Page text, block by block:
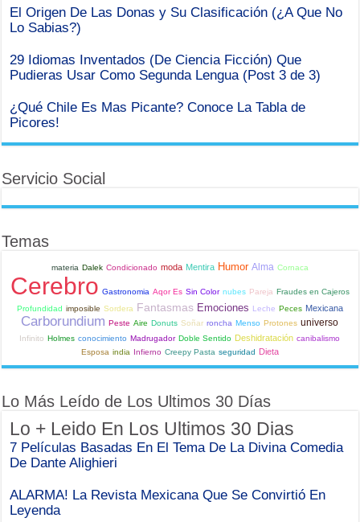
El Origen De Las Donas y Su Clasificación (¿A Que No
Lo Sabias?)
29 Idiomas Inventados (De Ciencia Ficción) Que
Pudieras Usar Como Segunda Lengua (Post 3 de 3)
¿Qué Chile Es Mas Picante? Conoce La Tabla de
Picores!
Servicio Social
Temas
materia Dalek Condicionado moda Mentira Humor Alma Cornaca
Cerebro Gastronomia Aqor Es Sin Color nubes Pareja Fraudes en Cajeros
Profundidad imposible Sordera Fantasmas Emociones Leche Peces Mexicana
Carborundium Peste Aire Donuts Soñar roncha Menso Protones universo
Infinito Holmes conocimiento Madrugador Doble Sentido Deshidratación canibalismo
Esposa india Infierno Creepy Pasta seguridad Dieta
Lo Más Leído de Los Ultimos 30 Días
Lo + Leido En Los Ultimos 30 Dias
7 Películas Basadas En El Tema De La Divina Comedia
De Dante Alighieri
ALARMA! La Revista Mexicana Que Se Convirtió En
Leyenda